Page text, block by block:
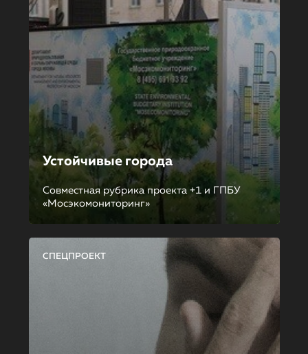
Устойчивые города
Совместная рубрика проекта +1 и ГПБУ
«Мосэкомониторинг»
СПЕЦПРОЕКТ